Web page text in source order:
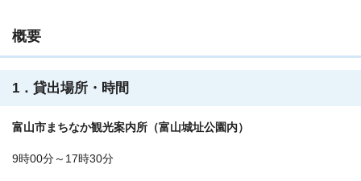
概要
1．貸出場所・時間
富山市まちなか観光案内所（富山城址公園内）
9時00分～17時30分